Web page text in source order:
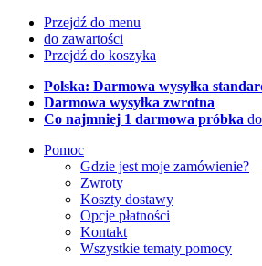
Przejdź do menu
do zawartości
Przejdź do koszyka
Polska: Darmowa wysyłka
Darmowa wysyłka zwrotna
Co najmniej 1 darmowa próbka
Pomoc
Gdzie jest moje zamówienie?
Zwroty
Koszty dostawy
Opcje płatności
Kontakt
Wszystkie tematy pomocy